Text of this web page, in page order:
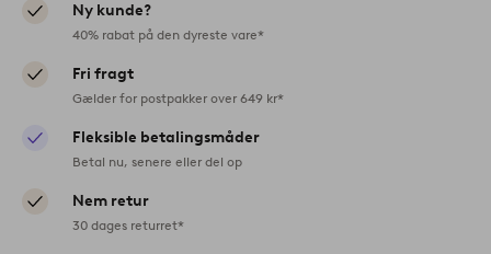
Ny kunde?
40% rabat på den dyreste vare*
Fri fragt
Gælder for postpakker over 649 kr*
Fleksible betalingsmåder
Betal nu, senere eller del op
Nem retur
30 dages returret*